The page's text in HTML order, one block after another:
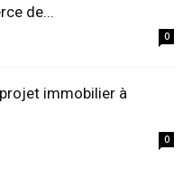
de...
0
immobilier à
0